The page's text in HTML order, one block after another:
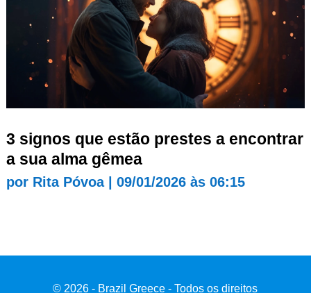
3 signos que estão prestes a encontrar
a sua alma gêmea
por Rita Póvoa| 09/01/2026 às 06:15
© 2026 - Brazil Greece - Todos os direitos